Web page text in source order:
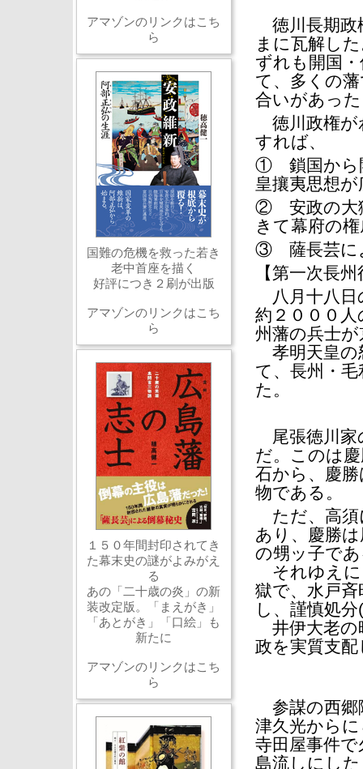
徳川長期政
まに瓦解し
ずれも開国
て、多くの
合いがあっ
徳川政権が
すれば、
① 鎖国から
皇攘夷思想
② 安政の大
きて幕府の
③ 薩長芸に
【第一次長
八月十八日
約２０００
州藩の兵士
孝明天皇の
て、長州・
た。
尾張徳川家
だ。このは
石から、慶
物である。
ただ、高須
あり、慶勝
の甥ッ子で
それゆえに
獄で、水戸
し、謹慎処
井伊大老の
政を実質支
参謀の西郷
津久光から
寺田屋事件
島流しにし
アマゾンのリンクはこち
ら
国難の危機を救った若き
老中首座を描く
好評につき２刷が出版
アマゾンのリンクはこち
ら
１５０年間封印されてき
た幕末史の謎がよみがえ
る
あの「二十歳の炎」の新
装改定版。「まえがき」
「あとがき」「口絵」も
新たに
アマゾンのリンクはこち
ら